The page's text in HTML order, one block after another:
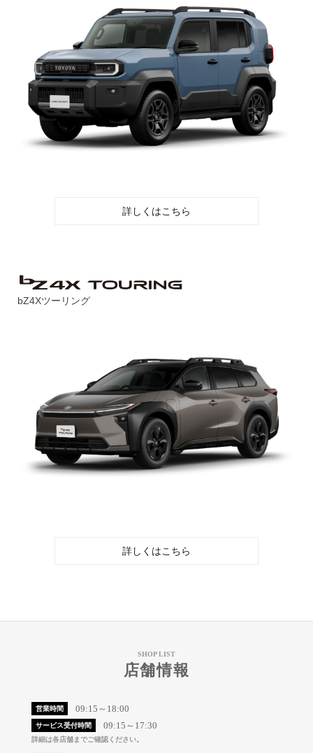
詳しくはこちら
bZ4Xツーリング
詳しくはこちら
SHOP LIST
店舗情報
営業時間 09:15～18:00
サービス受付時間 09:15～17:30
詳細は各店舗までご確認ください。